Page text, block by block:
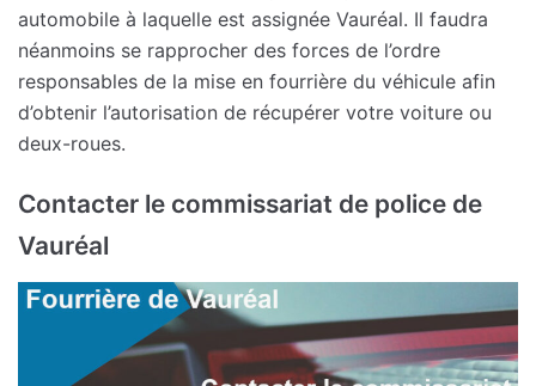
automobile à laquelle est assignée Vauréal. Il faudra
néanmoins se rapprocher des forces de l’ordre
responsables de la mise en fourrière du véhicule afin
d’obtenir l’autorisation de récupérer votre voiture ou
deux-roues.
Contacter le commissariat de police de
Vauréal